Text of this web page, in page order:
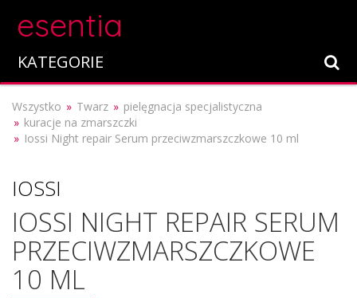
esentia
KATEGORIE
Wszystko Twarz
pielęgnacja specjalistyczna
kuracje na zmarszczki
Iossi Night repair Serum przeciwzmarszczkowe 10 ml
IOSSI
IOSSI NIGHT REPAIR SERUM
PRZECIWZMARSZCZKOWE
10 ML